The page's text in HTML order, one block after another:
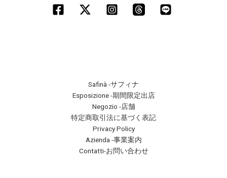
Safinà -サフィナ
Esposizione -期間限定出店
Negozio -店舗
特定商取引法に基づく表記
Privacy Policy
Azienda -事業案内
Contatti-お問い合わせ